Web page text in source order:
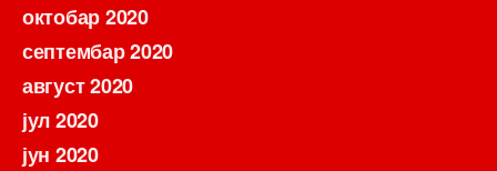
октобар 2020
септембар 2020
август 2020
јул 2020
јун 2020